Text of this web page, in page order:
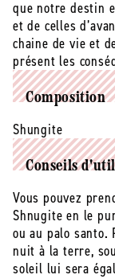
Pierre :
Couleur : noir
Dureté : 3,5 à 4
Composition :
Diamètre des
Longueur du
Aucune
avec les
Chakra : Racine
Organes
Élément
Signes
que notre destin
et de celles
chaine de vie et
présent les
Composition
Shungite
Conseils
Vous pouvez
Shnugite en le
ou au palo santo.
nuit à la terre,
soleil lui sera